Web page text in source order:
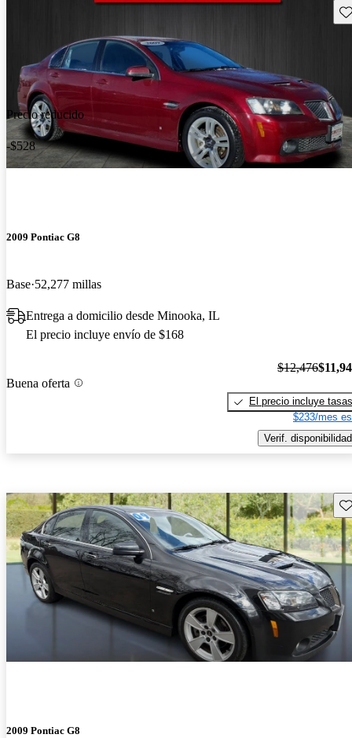
Precio reducido
-$528
2009 Pontiac G8
Base 52,277 millas
Entrega a domicilio desde Minooka, IL
El precio incluye envío de $168
Buena oferta
$12,476
El precio incluye tasas
$233/mes
Verif. disponibilidad
2009 Pontiac G8